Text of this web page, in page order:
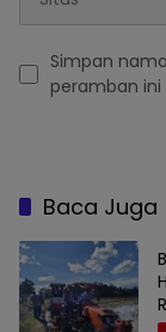
Simpan
peramban
Baca Juga